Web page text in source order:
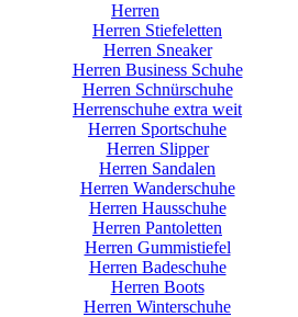
Herren
Herren Stiefeletten
Herren Sneaker
Herren Business Schuhe
Herren Schnürschuhe
Herrenschuhe extra weit
Herren Sportschuhe
Herren Slipper
Herren Sandalen
Herren Wanderschuhe
Herren Hausschuhe
Herren Pantoletten
Herren Gummistiefel
Herren Badeschuhe
Herren Boots
Herren Winterschuhe